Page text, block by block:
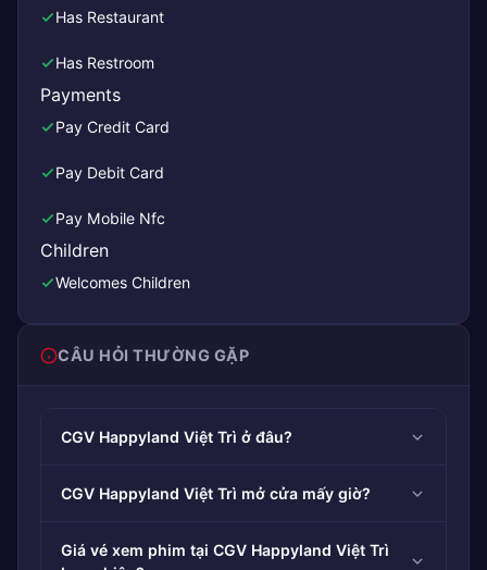
Has Restaurant
Has Restroom
Payments
Pay Credit Card
Pay Debit Card
Pay Mobile Nfc
Children
Welcomes Children
CÂU HỎI THƯỜNG GẶP
CGV Happyland Việt Trì ở đâu?
CGV Happyland Việt Trì mở cửa mấy giờ?
Giá vé xem phim tại CGV Happyland Việt Trì